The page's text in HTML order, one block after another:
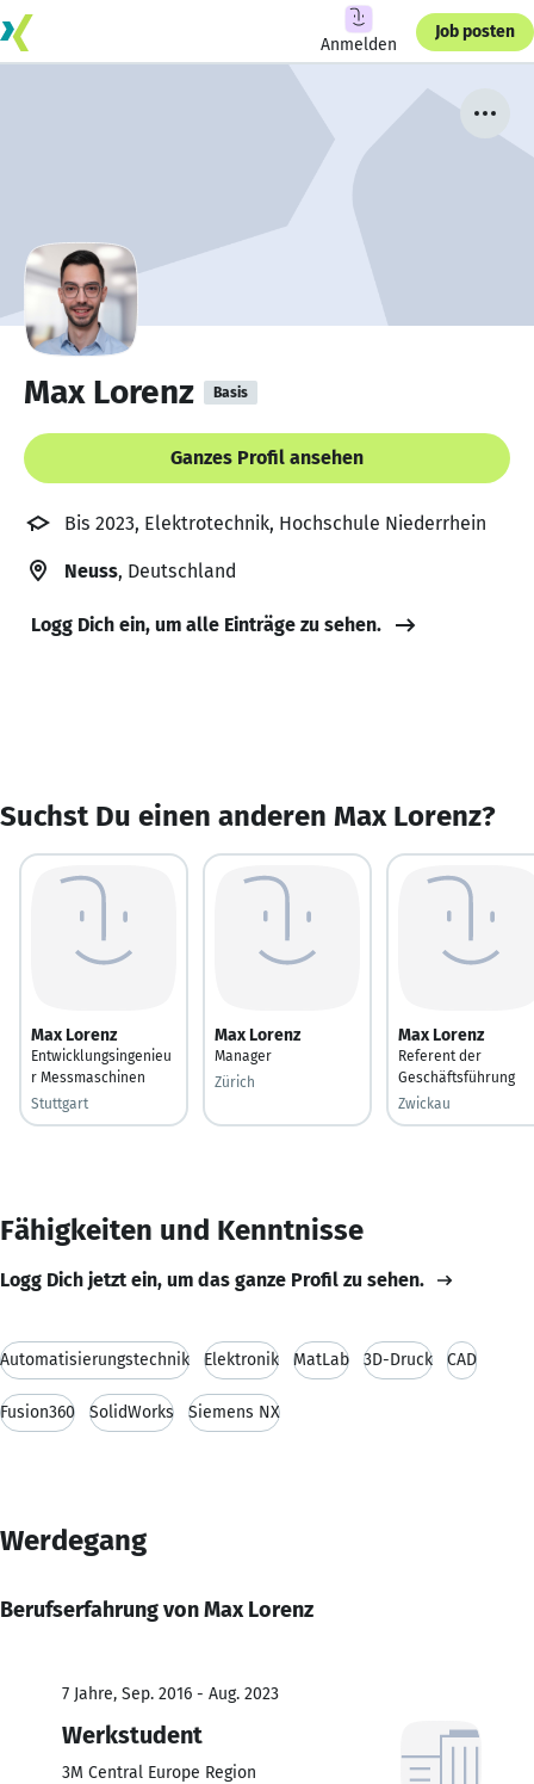
Anmelden
Job posten
Max Lorenz Basis
Ganzes Profil ansehen
Bis 2023, Elektrotechnik, Hochschule Niederrhein
Neuss, Deutschland
Logg Dich ein, um alle Einträge zu sehen.
Suchst Du einen anderen Max Lorenz?
Max Lorenz
Entwicklungsingenieu
r Messmaschinen
Stuttgart
Max Lorenz
Manager
Zürich
Max Lorenz
Referent der
Geschäftsführung
Zwickau
Fähigkeiten und Kenntnisse
Logg Dich jetzt ein, um das ganze Profil zu sehen.
Automatisierungstechnik Elektronik MatLab 3D-Druck CAD
Fusion360 SolidWorks Siemens NX
Werdegang
Berufserfahrung von Max Lorenz
7 Jahre, Sep. 2016 - Aug. 2023
Werkstudent
3M Central Europe Region